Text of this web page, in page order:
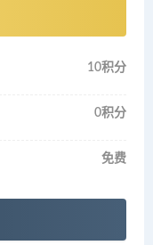
10积分
0积分
免费